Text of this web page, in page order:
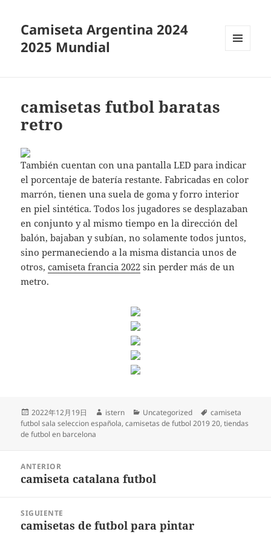
Camiseta Argentina 2024
2025 Mundial
camisetas futbol baratas
retro
También cuentan con una pantalla LED para indicar
el porcentaje de batería restante. Fabricadas en color
marrón, tienen una suela de goma y forro interior
en piel sintética. Todos los jugadores se desplazaban
en conjunto y al mismo tiempo en la dirección del
balón, bajaban y subían, no solamente todos juntos,
sino permaneciendo a la misma distancia unos de
otros,camiseta francia 2022 sin perder más de un
metro.
Publicado
el
2022年12月19日 Autor
istern Categorías
Uncategorized Etiquetas
camiseta
futbol sala seleccion española,camisetas de futbol 2019 20,tiendas
de futbol en barcelona
entradas
ANTERIOR
Entrada
camiseta catalana futbol
SIGUIENTE
Entrada
camisetas de futbol para pintar